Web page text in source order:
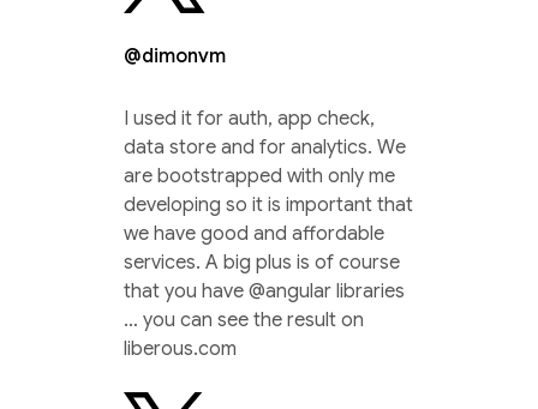
@dimonvm
I used it for auth, app check,
data store and for analytics. We
are bootstrapped with only me
developing so it is important that
we have good and affordable
services. A big plus is of course
that you have @angular libraries
… you can see the result on
liberous.com